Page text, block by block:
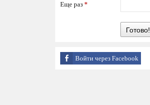
Еще раз *
Готово!
Войти через Facebook